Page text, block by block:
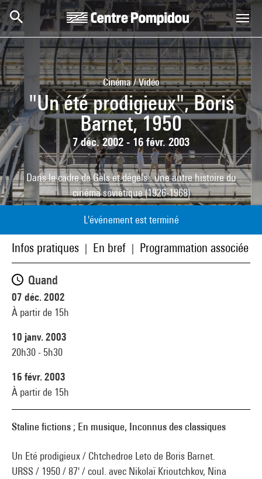
Aller au contenu principal
Centre Pompidou
Cinéma / Vidéo
"Un été prodigieux", Boris
Barnet, 1950
7 déc. 2002 - 16 févr. 2003
Dans le cadre deGels et dégels : une autre histoire du
cinéma soviétique (1926-1968)
L'événement est terminé
Infos pratiques En bref Programmation associée
Staline fictions ; En musique, Inconnus des classiques
Un Eté prodigieux / Chtchedroe Leto de Boris Barnet.
URSS / 1950 / 87' / coul. avec Nikolaï Krioutchkov, Nina
Quand
07 déc. 2002
À partir de 15h
10 janv. 2003
20h30 - 5h30
16 févr. 2003
À partir de 15h